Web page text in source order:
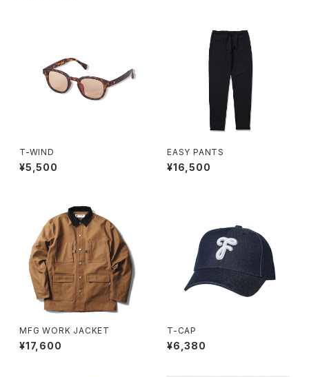
T-WIND
¥5,500
EASY PANTS
¥16,500
MFG WORK JACKET
¥17,600
T-CAP
¥6,380